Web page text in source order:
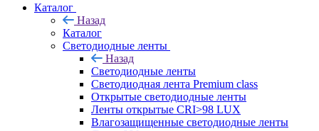
Каталог
Назад
Каталог
Светодиодные ленты
Назад
Светодиодные ленты
Светодиодная лента Premium class
Открытые светодиодные ленты
Ленты открытые CRI>98 LUX
Влагозащищенные светодиодные ленты